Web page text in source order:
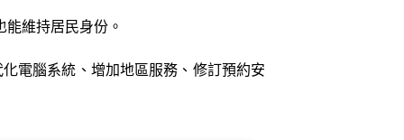
維持居民身份。
電腦系統、增加地區服務、修訂預約安